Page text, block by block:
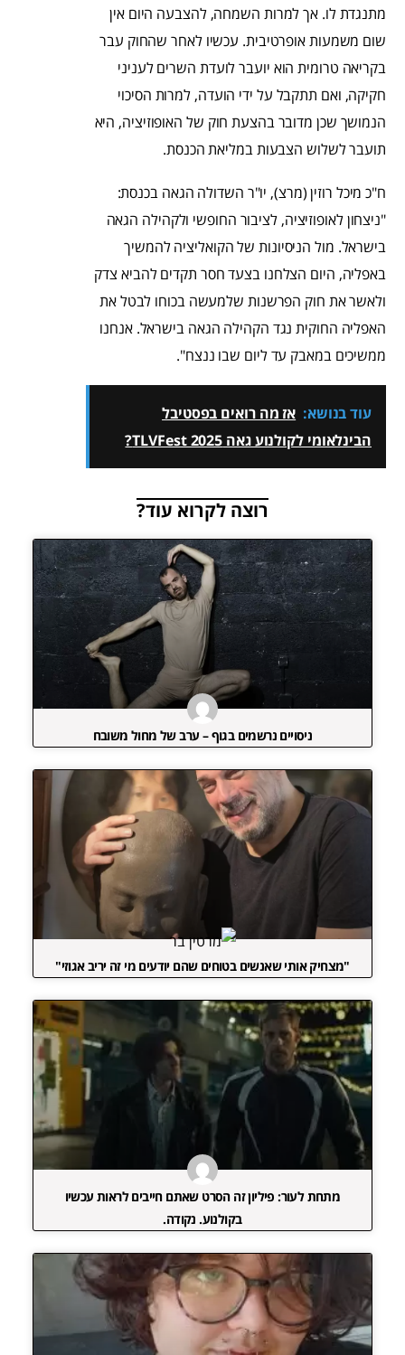
מתנגדת לו. אך למרות השמחה, להצבעה היום אין
שום משמעות אופרטיבית. עכשיו לאחר שהחוק עבר
בקריאה טרומית הוא יועבר לועדת השרים לעניני
חקיקה, ואם תתקבל על ידי הועדה, למרות הסיכוי
הנמושך שכן מדובר בהצעת חוק של האופוזיציה, היא
תועבר לשלוש הצבעות במליאת הכנסת.
ח"כ מיכל רוזין (מרצ), יו"ר השדולה הגאה בכנסת:
"ניצחון לאופוזיציה, לציבור החופשי ולקהילה הגאה
בישראל. מול הניסיונות של הקואליציה להמשיך
באפליה, היום הצלחנו בצעד חסר תקדים להביא צדק
ולאשר את חוק הפרשנות שלמעשה בכוחו לבטל את
האפליה החוקית נגד הקהילה הגאה בישראל. אנחנו
ממשיכים במאבק עד ליום שבו ננצח".
עוד בנושא: אז מה רואים בפסטיבל
הבינלאומי לקולנוע גאה TLVFest 2025?
רוצה לקרוא עוד?
ניסויים נרשמים בגוף – ערב של מחול משובח
"מצחיק אותי שאנשים בטוחים שהם יודעים מי זה יריב אגוזי"
מתחת לעור: פיליון זה הסרט שאתם חייבים לראות עכשיו
בקולנוע. נקודה.